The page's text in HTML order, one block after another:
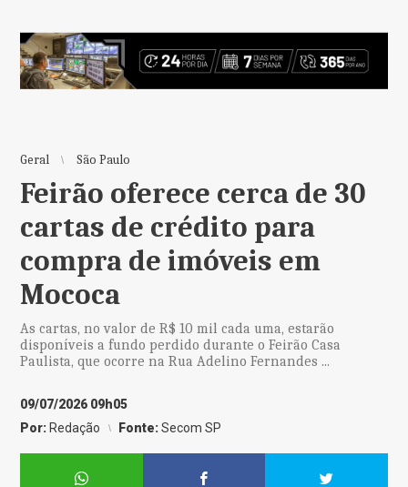
Geral São Paulo
Feirão oferece cerca de 30
cartas de crédito para
compra de imóveis em
Mococa
As cartas, no valor de R$ 10 mil cada uma, estarão
disponíveis a fundo perdido durante o Feirão Casa
Paulista, que ocorre na Rua Adelino Fernandes ...
09/07/2026 09h05
Por: Redação Fonte:Secom SP